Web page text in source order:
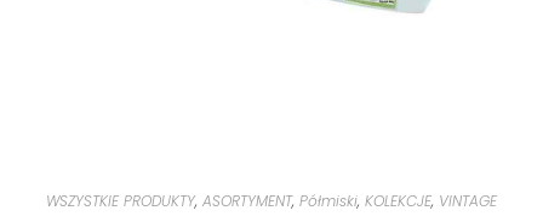
WSZYSTKIE PRODUKTY, ASORTYMENT, Półmiski, KOLEKCJE, VINTAGE